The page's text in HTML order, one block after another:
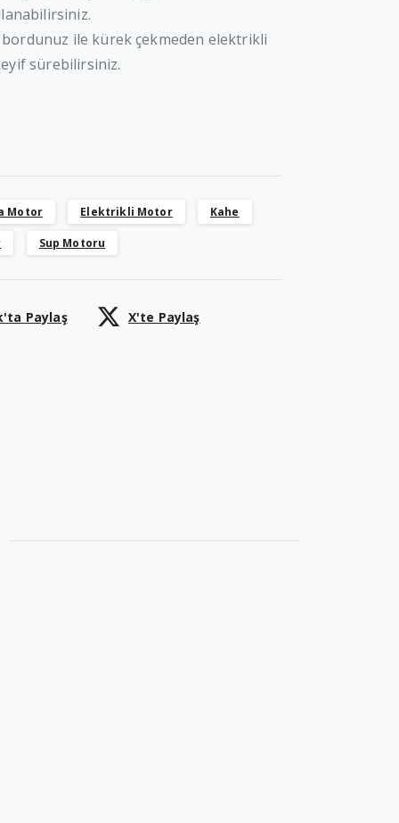
ile kürek çekmeden elektrikli
sürebilirsiniz.
Motor Elektrikli Motor Kahe
Sup Motoru
Paylaş X'te Paylaş